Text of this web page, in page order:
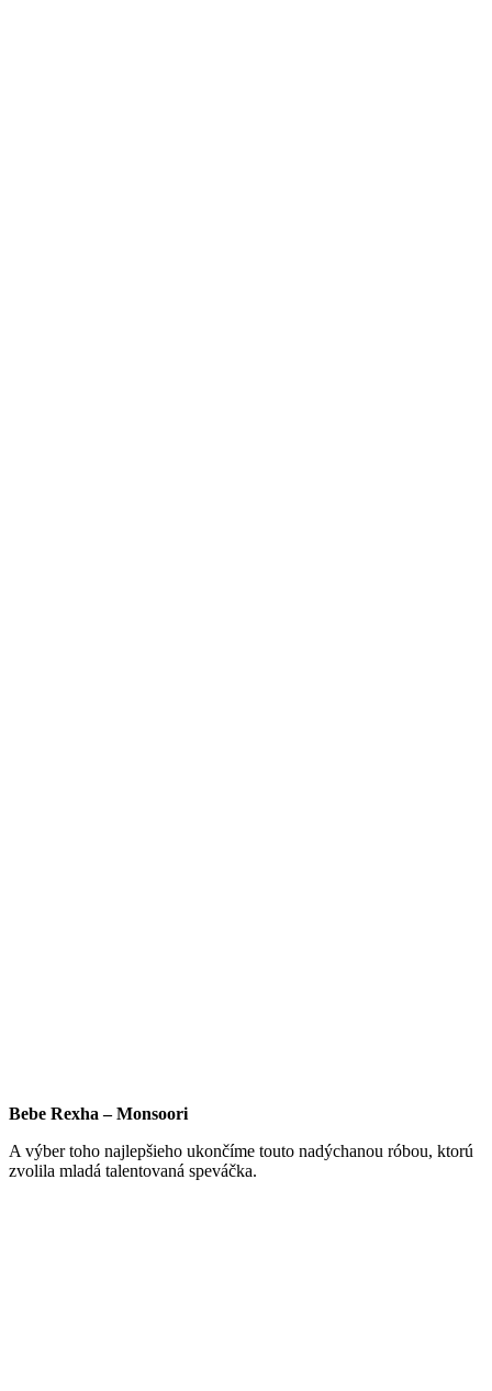
Bebe Rexha – Monsoori
A výber toho najlepšieho ukončíme touto nadýchanou róbou, ktorú
zvolila mladá talentovaná speváčka.